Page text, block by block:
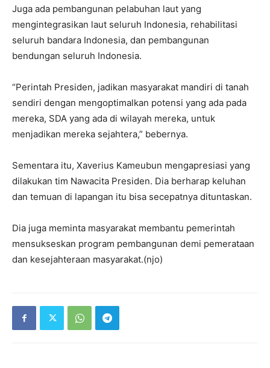
Juga ada pembangunan pelabuhan laut yang
mengintegrasikan laut seluruh Indonesia, rehabilitasi
seluruh bandara Indonesia, dan pembangunan
bendungan seluruh Indonesia.
“Perintah Presiden, jadikan masyarakat mandiri di tanah
sendiri dengan mengoptimalkan potensi yang ada pada
mereka, SDA yang ada di wilayah mereka, untuk
menjadikan mereka sejahtera,” bebernya.
Sementara itu, Xaverius Kameubun mengapresiasi yang
dilakukan tim Nawacita Presiden. Dia berharap keluhan
dan temuan di lapangan itu bisa secepatnya dituntaskan.
Dia juga meminta masyarakat membantu pemerintah
mensukseskan program pembangunan demi pemerataan
dan kesejahteraan masyarakat.(njo)